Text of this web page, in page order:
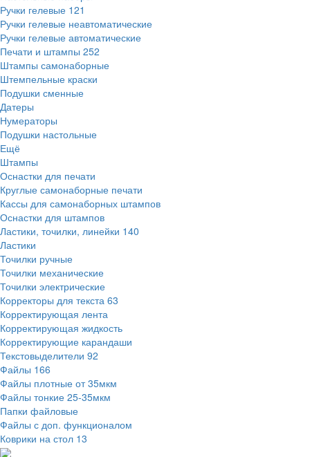
Ручки гелевые 121
Ручки гелевые неавтоматические
Ручки гелевые автоматические
Печати и штампы 252
Штампы самонаборные
Штемпельные краски
Подушки сменные
Датеры
Нумераторы
Подушки настольные
Ещё
Штампы
Оснастки для печати
Круглые самонаборные печати
Кассы для самонаборных штампов
Оснастки для штампов
Ластики, точилки, линейки 140
Ластики
Точилки ручные
Точилки механические
Точилки электрические
Корректоры для текста 63
Корректирующая лента
Корректирующая жидкость
Корректирующие карандаши
Текстовыделители 92
Файлы 166
Файлы плотные от 35мкм
Файлы тонкие 25-35мкм
Папки файловые
Файлы с доп. функционалом
Коврики на стол 13